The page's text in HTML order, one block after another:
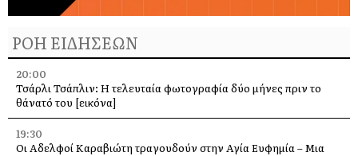
ΡΟΗ ΕΙΔΗΣΕΩΝ
20:00
Τσάρλι Τσάπλιν: Η τελευταία φωτογραφία δύο μήνες πριν το
θάνατό του [εικόνα]
19:30
Οι Αδελφοί Καραβιώτη τραγουδούν στην Αγία Ευφημία – Μια